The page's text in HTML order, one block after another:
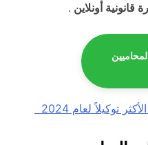
أونلاين .
توكيلاً لعام 2024